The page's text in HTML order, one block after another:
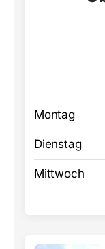
Montag
Dienstag
Mittwoch